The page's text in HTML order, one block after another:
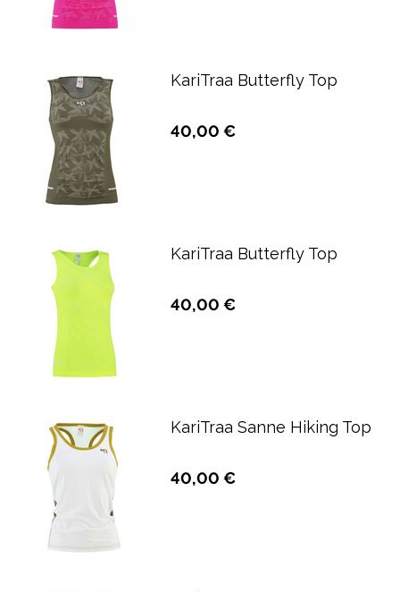
KariTraa Butterfly Top
40,00 €
KariTraa Butterfly Top
40,00 €
KariTraa Sanne Hiking Top
40,00 €